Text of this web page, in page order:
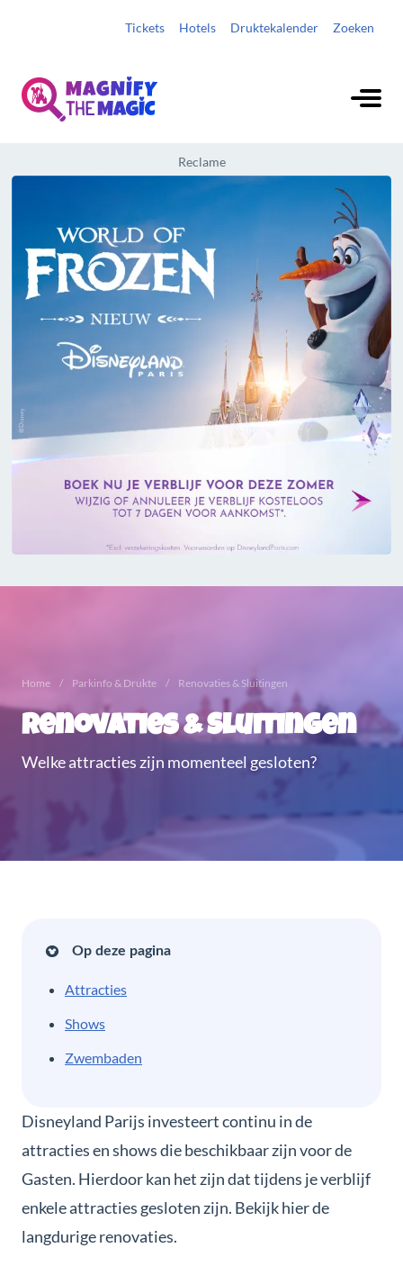
Tickets Hotels Druktekalender Zoeken
Reclame
Home Parkinfo & Drukte Renovaties & Sluitingen
Renovaties & Sluitingen
Welke attracties zijn momenteel gesloten?
Op deze pagina
Attracties
Shows
Zwembaden
Disneyland Parijs investeert continu in de
attracties en shows die beschikbaar zijn voor de
Gasten. Hierdoor kan het zijn dat tijdens je verblijf
enkele attracties gesloten zijn. Bekijk hier de
langdurige renovaties.